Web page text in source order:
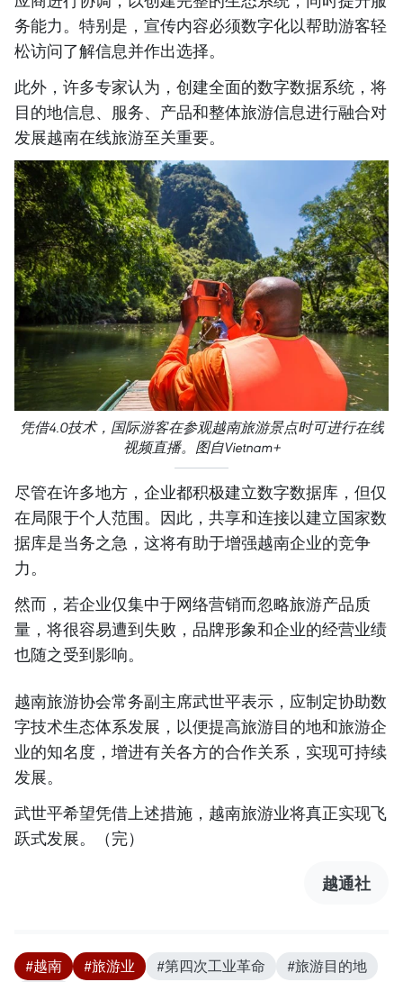
务能力。特别是，宣传内容必须数字化以帮助游客轻
松访问了解信息并作出选择。
此外，许多专家认为，创建全面的数字数据系统，将
目的地信息、服务、产品和整体旅游信息进行融合对
发展越南在线旅游至关重要。
凭借4.0技术，国际游客在参观越南旅游景点时可进行在线
视频直播。图自Vietnam+
尽管在许多地方，企业都积极建立数字数据库，但仅
在局限于个人范围。因此，共享和连接以建立国家数
据库是当务之急，这将有助于增强越南企业的竞争
力。
然而，若企业仅集中于网络营销而忽略旅游产品质
量，将很容易遭到失败，品牌形象和企业的经营业绩
也随之受到影响。
越南旅游协会常务副主席武世平表示，应制定协助数
字技术生态体系发展，以便提高旅游目的地和旅游企
业的知名度，增进有关各方的合作关系，实现可持续
发展。
武世平希望凭借上述措施，越南旅游业将真正实现飞
跃式发展。（完）
越通社
#越南 #旅游业 #第四次工业革命
#旅游目的地